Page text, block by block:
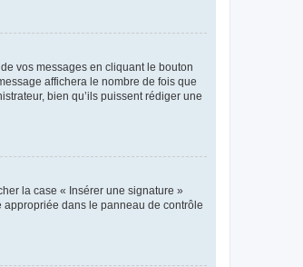
vos messages en cliquant le bouton
affichera le nombre de fois que
bien qu’ils puissent rédiger une
la case « Insérer une signature »
appropriée dans le panneau de contrôle